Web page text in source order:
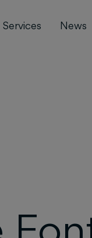
Services News